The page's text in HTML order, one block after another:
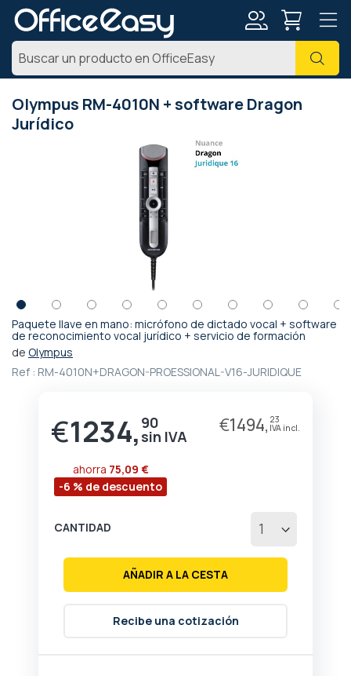
Olympus RM-4010N + software Dragon
Jurídico
Paquete llave en mano: micrófono de dictado vocal + software
de reconocimiento vocal jurídico + servicio de formación
de Olympus
Ref : RM-4010N+DRAGON-PROESSIONAL-V16-JURIDIQUE
€1234, 90 €1494, 23
-6 % de descuento
ahorra 75,09 €
CANTIDAD
AÑADIR A LA CESTA
Recibe una cotización
Saltar
al
comienzo
de
imágenes